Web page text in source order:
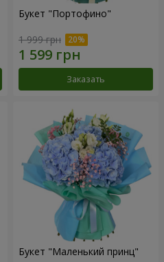
Букет "Портофино"
1 999 грн
Заказать
Букет "Маленький принц"